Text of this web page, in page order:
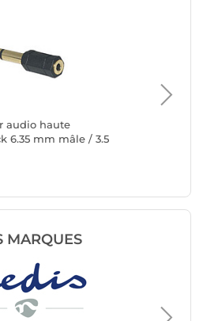
audio haute
6.35 mm mâle / 3.5
MARQUES